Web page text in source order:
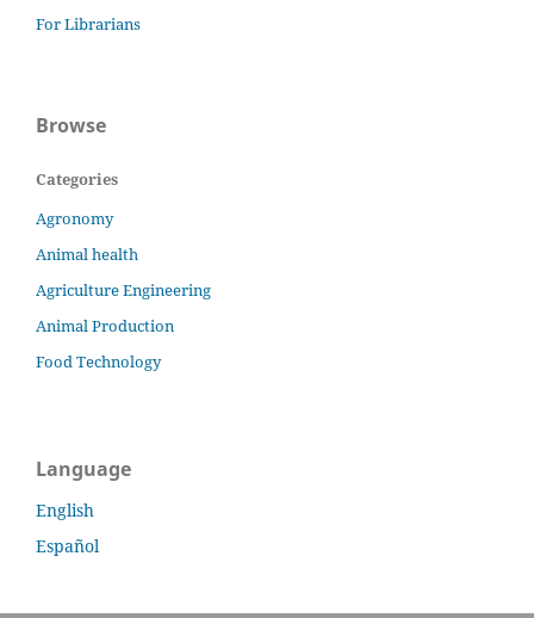
For Librarians
Browse
Categories
Agronomy
Animal health
Agriculture Engineering
Animal Production
Food Technology
Language
English
Español